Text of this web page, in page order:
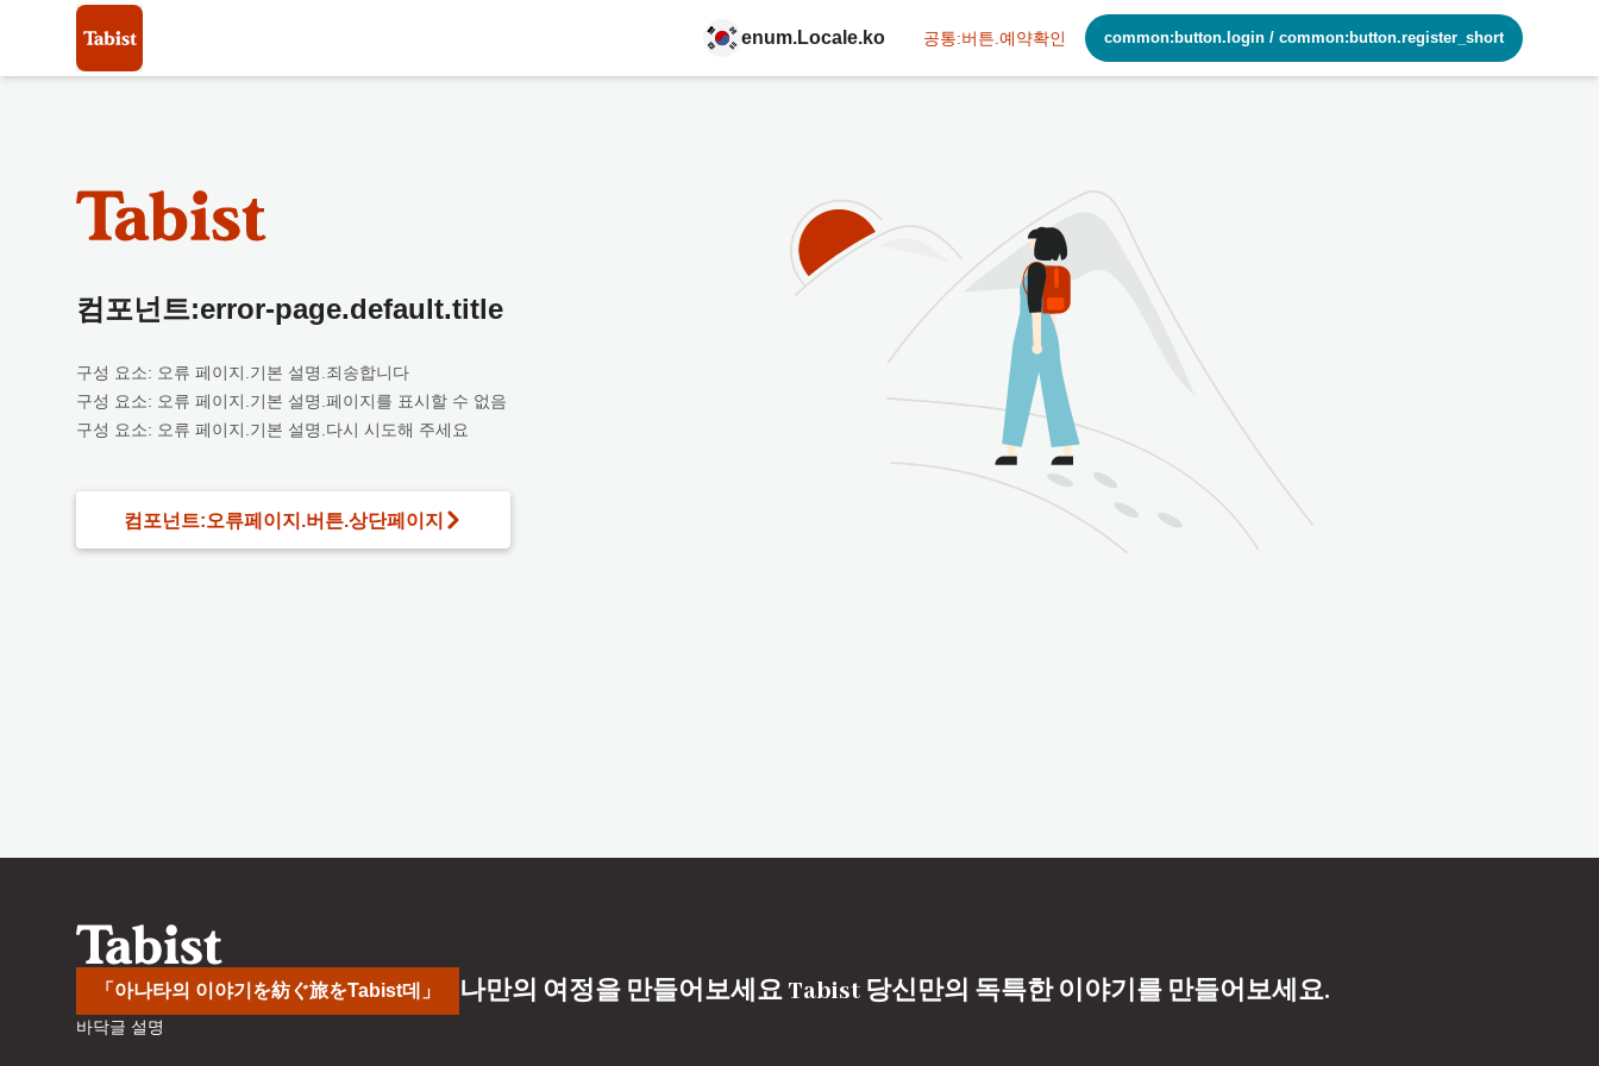
enum.Locale.ko 공통:버튼.예약확인 common:button.login / common:button.register_short
컴포넌트:error-page.default.title
구성 요소: 오류 페이지.기본 설명.죄송합니다
구성 요소: 오류 페이지.기본 설명.페이지를 표시할 수 없음
구성 요소: 오류 페이지.기본 설명.다시 시도해 주세요
컴포넌트:오류페이지.버튼.상단페이지
「아나타의 이야기を紡ぐ旅をTabist데」 나만의 여정을 만들어보세요 Tabist 당신만의 독특한 이야기를 만들어보세요.
바닥글 설명